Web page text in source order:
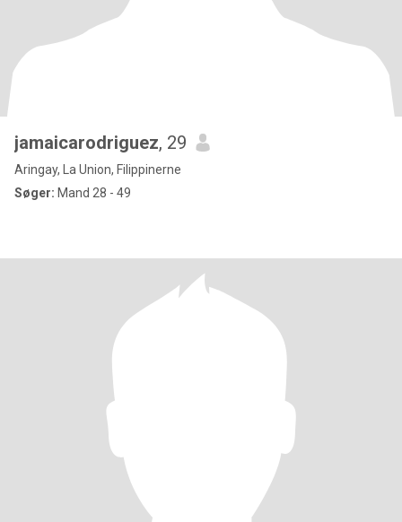
jamaicarodriguez, 29
Aringay, La Union, Filippinerne
Søger: Mand 28 - 49